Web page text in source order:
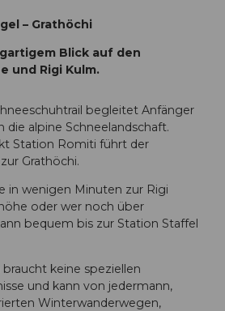
– Grathöchi
Blick auf den
und Rigi Kulm.
begleitet Anfänger
die alpine Schneelandschaft.
Station Romiti führt der
Grathöchi.
in wenigen Minuten zur Rigi
oder wer noch über
bequem bis zur Station Staffel
keine speziellen
und kann von jedermann,
Winterwanderwegen,